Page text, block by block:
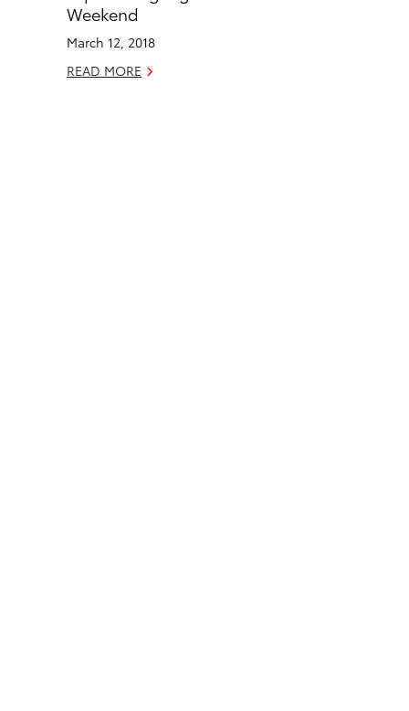
o
k
n
Weekend
March 12, 2018
READ MORE